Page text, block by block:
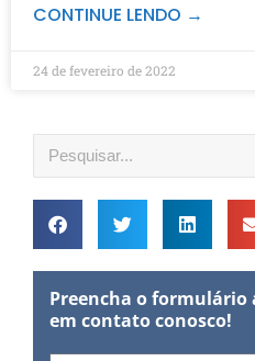
CONTINUE LENDO →
24 de fevereiro de 2022
Preencha o
em contato conosco!